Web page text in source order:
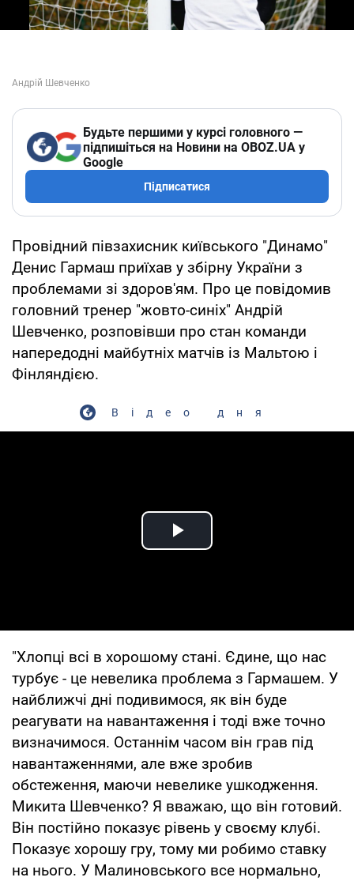
Будьте першими у курсі головного —
підпишіться на Новини на OBOZ.UA у
Google
Підписатися
Провідний півзахисник київського "Динамо"
Денис Гармаш приїхав у збірну України з
проблемами зі здоров'ям. Про це повідомив
головний тренер "жовто-синіх" Андрій
Шевченко, розповівши про стан команди
напередодні майбутніх матчів із Мальтою і
Фінляндією.
Відео дня
Play Video
"Хлопці всі в хорошому стані. Єдине, що нас
турбує - це невелика проблема з Гармашем. У
найближчі дні подивимося, як він буде
реагувати на навантаження і тоді вже точно
визначимося. Останнім часом він грав під
навантаженнями, але вже зробив
обстеження, маючи невелике ушкодження.
Микита Шевченко? Я вважаю, що він готовий.
Він постійно показує рівень у своєму клубі.
Показує хорошу гру, тому ми робимо ставку
на нього. У Малиновського все нормально,